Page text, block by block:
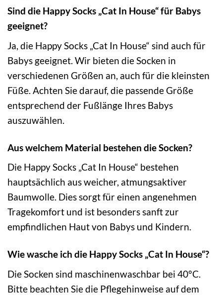
Sind die Happy Socks „Cat In House“ für Babys
geeignet?
Ja, die Happy Socks „Cat In House“ sind auch für
Babys geeignet. Wir bieten die Socken in
verschiedenen Größen an, auch für die kleinsten
Füße. Achten Sie darauf, die passende Größe
entsprechend der Fußlänge Ihres Babys
auszuwählen.
Aus welchem Material bestehen die Socken?
Die Happy Socks „Cat In House“ bestehen
hauptsächlich aus weicher, atmungsaktiver
Baumwolle. Dies sorgt für einen angenehmen
Tragekomfort und ist besonders sanft zur
empfindlichen Haut von Babys und Kindern.
Wie wasche ich die Happy Socks „Cat In House“?
Die Socken sind maschinenwaschbar bei 40°C.
Bitte beachten Sie die Pflegehinweise auf dem